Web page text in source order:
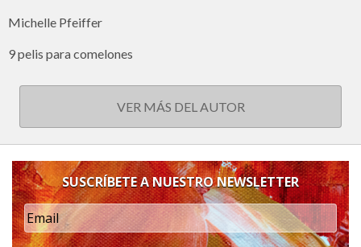
Michelle Pfeiffer
9 pelis para comelones
VER MÁS DEL AUTOR
SUSCRÍBETE A NUESTRO NEWSLETTER